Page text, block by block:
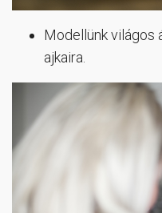
Modellünk világos
ajkaira.